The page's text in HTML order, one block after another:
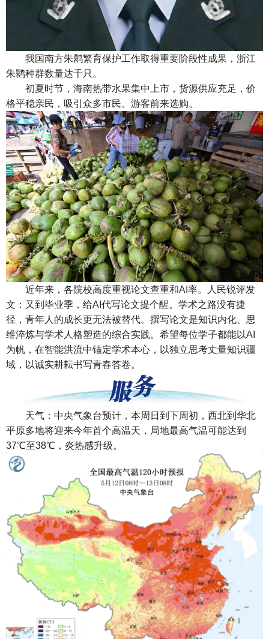
我国南方朱鹮繁育保护工作取得重要阶段性成果，浙江
朱鹮种群数量达千只。
初夏时节，海南热带水果集中上市，货源供应充足，价
格平稳亲民，吸引众多市民、游客前来选购。
近年来，各院校高度重视论文查重和AI率。人民锐评发
文：又到毕业季，给AI代写论文提个醒。学术之路没有捷
径，青年人的成长更无法被替代。撰写论文是知识内化、思
维淬炼与学术人格塑造的综合实践。希望每位学子都能以AI
为帆，在智能洪流中锚定学术本心，以独立思考丈量知识疆
域，以诚实耕耘书写青春答卷。
天气：中央气象台预计，本周日到下周初，西北到华北
平原多地将迎来今年首个高温天，局地最高气温可能达到
37℃至38℃，炎热感升级。